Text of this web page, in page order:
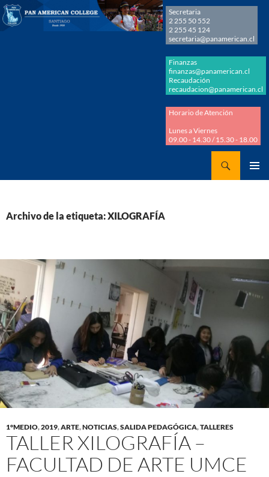
Secretaria
2 255 50 552
2 255 45 124
secretaria@panamerican.cl
Finanzas
finanzas@panamerican.cl
Recaudación
recaudacion@panamerican.cl
Horario de Atención
Lunes a Viernes
09.00 - 14.30 / 15.30 - 18.00
Archivo de la etiqueta: XILOGRAFÍA
1°MEDIO,2019,ARTE,NOTICIAS,SALIDA PEDAGÓGICA,TALLERES
TALLER XILOGRAFÍA –
FACULTAD DE ARTE UMCE